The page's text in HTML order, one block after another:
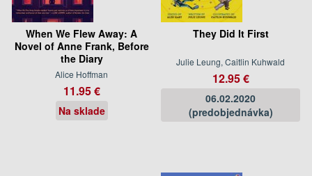
When We Flew Away: A
Novel of Anne Frank, Before
the Diary
Alice Hoffman
11.95 €
Na sklade
They Did It First
Julie Leung, Caitlin Kuhwald
12.95 €
06.02.2020
(predobjednávka)